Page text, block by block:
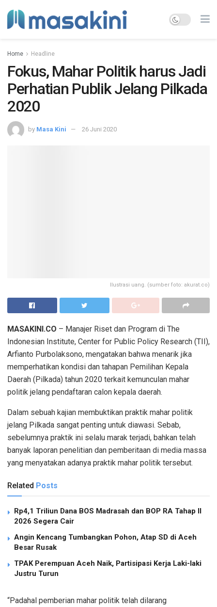
Home Headline
Fokus, Mahar Politik harus Jadi
Perhatian Publik Jelang Pilkada
2020
by Masa Kini 26 Juni 2020
Ilustrasi uang. (sumber foto: akurat.co)
MASAKINI.CO – Manajer Riset dan Program di The
Indonesian Institute, Center for Public Policy Research (TII),
Arfianto Purbolaksono, mengatakan bahwa menarik jika
memperhatikan kondisi dan tahapan Pemilihan Kepala
Daerah (Pilkada) tahun 2020 terkait kemunculan mahar
politik jelang pendaftaran calon kepala daerah.
Dalam sebuah kajian membuktikan praktik mahar politik
jelang Pilkada sangat penting untuk diawasi. Sebab,
sebelumnya praktik ini selalu marak terjadi, bahkan telah
banyak laporan penelitian dan pemberitaan di media massa
yang menyatakan adanya praktik mahar politik tersebut.
Related Posts
Rp4,1 Triliun Dana BOS Madrasah dan BOP RA Tahap II
2026 Segera Cair
Angin Kencang Tumbangkan Pohon, Atap SD di Aceh
Besar Rusak
TPAK Perempuan Aceh Naik, Partisipasi Kerja Laki-laki
Justru Turun
“Padahal pemberian mahar politik telah dilarang